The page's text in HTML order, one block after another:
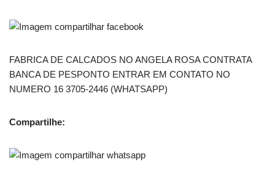
FABRICA DE CALCADOS NO ANGELA ROSA CONTRATA
BANCA DE PESPONTO ENTRAR EM CONTATO NO
NUMERO 16 3705-2446 (WHATSAPP)
Compartilhe: